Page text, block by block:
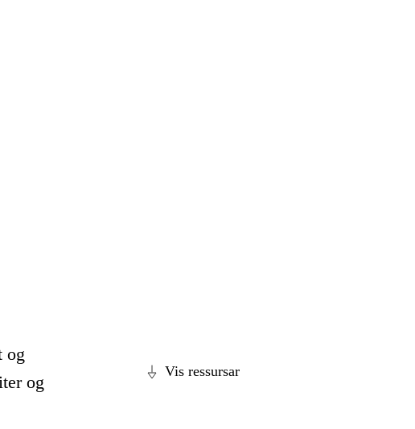
Vis ressursar
og
og